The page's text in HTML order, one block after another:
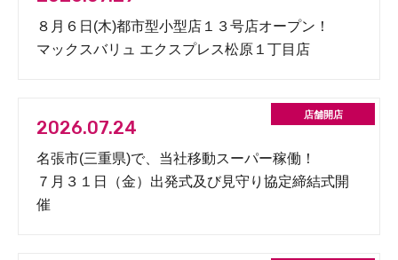
８月６日(木)都市型小型店１３号店オープン！
マックスバリュ エクスプレス松原１丁目店
2026.07.24
名張市(三重県)で、当社移動スーパー稼働！
７月３１日（金）出発式及び見守り協定締結式開
催